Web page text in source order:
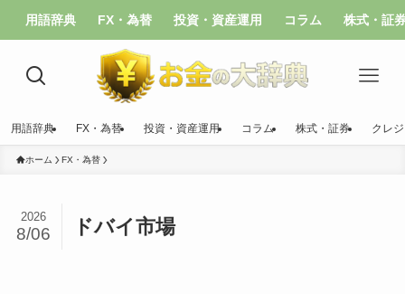
用語辞典 FX・為替 投資・資産運用 コラム 株式・証
用語辞典 FX・為替 投資・資産運用 コラム 株式・証券 クレ
ホーム FX・為替
ドバイ市場
2026
8/06